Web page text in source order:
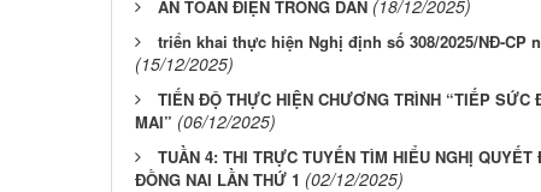
AN TOÀN ĐIỆN TRONG DÂN (18/12/2025)
triển khai thực hiện Nghị định số 308/2025/NĐ-CP
(15/12/2025)
TIẾN ĐỘ THỰC HIỆN CHƯƠNG TRÌNH “TIẾP
MAI” (06/12/2025)
TUẦN 4: THI TRỰC TUYẾN TÌM HIỂU NGHỊ
ĐỒNG NAI LẦN THỨ 1 (02/12/2025)